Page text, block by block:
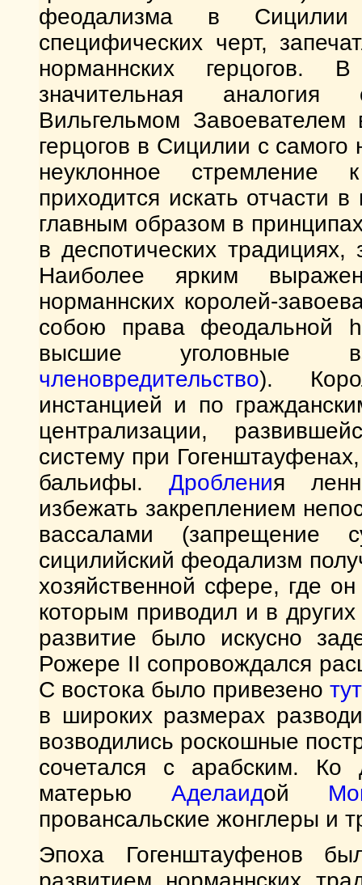
феодализма в Сицилии
специфических черт,
норманнских герцогов.
значительная
Вильгельмом
герцогов в Сицилии с
неуклонное
приходится искать отчасти
главным образом в
в деспотических
Наиболее ярким
норманнских королей-
собою права феодальной
высшие уголовные
членовредительство).
инстанцией и по
централизации,
систему при
бальифы. Дробления
избежать закреплением
вассалами (запрещение
сицилийский феодализм
хозяйственной сфере, где
которым приводил и в
развитие было искусно
Рожере II сопровождался
С востока было привезено
в широких размерах
возводились роскошные
сочетался с арабским. Ко
матерью Аделаидой
провансальские жонглеры и
Эпоха Гогенштауфенов